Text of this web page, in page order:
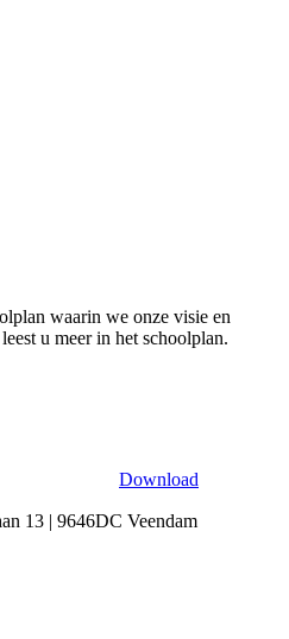
waarin we onze visie en
u meer in het schoolplan.
Download
13 | 9646DC Veendam